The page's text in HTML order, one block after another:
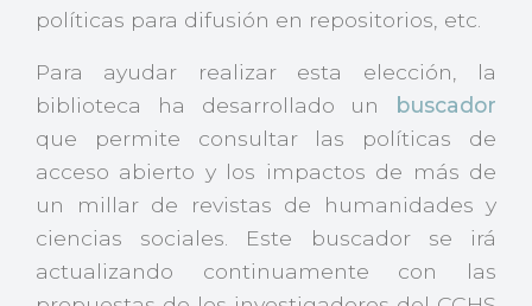
políticas para difusión en repositorios, etc.
Para ayudar realizar esta elección, la
biblioteca ha desarrollado un
buscador
que permite consultar las políticas de
acceso abierto y los impactos de más de
un millar de revistas de humanidades y
ciencias sociales. Este buscador se irá
actualizando continuamente con las